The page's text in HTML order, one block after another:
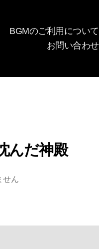
BGMのご利用について
お問い合わせ
んだ神殿
せん